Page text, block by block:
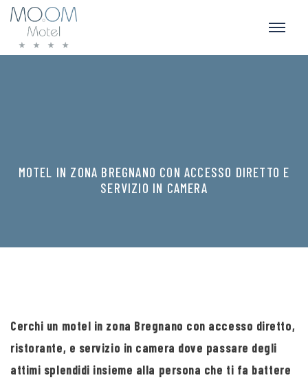
MOTEL IN ZONA BREGNANO CON ACCESSO DIRETTO E
SERVIZIO IN CAMERA
Cerchi un motel in zona Bregnano con accesso diretto,
ristorante, e servizio in camera dove passare degli
attimi splendidi insieme alla persona che ti fa battere